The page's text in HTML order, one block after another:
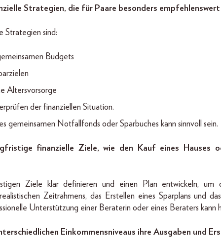
Strategien, die für Paare besonders empfehlenswert
Strategien sind:
Budgets
Altersvorsorge
der finanziellen Situation.
gemeinsamen Notfallfonds oder Sparbuches kann sinnvoll sein.
finanzielle Ziele, wie den Kauf eines Hauses
Ziele klar definieren und einen Plan entwickeln, um
Zeitrahmens, das Erstellen eines Sparplans und
Unterstützung einer Beraterin oder eines Beraters kann
Einkommensniveaus ihre Ausgaben und